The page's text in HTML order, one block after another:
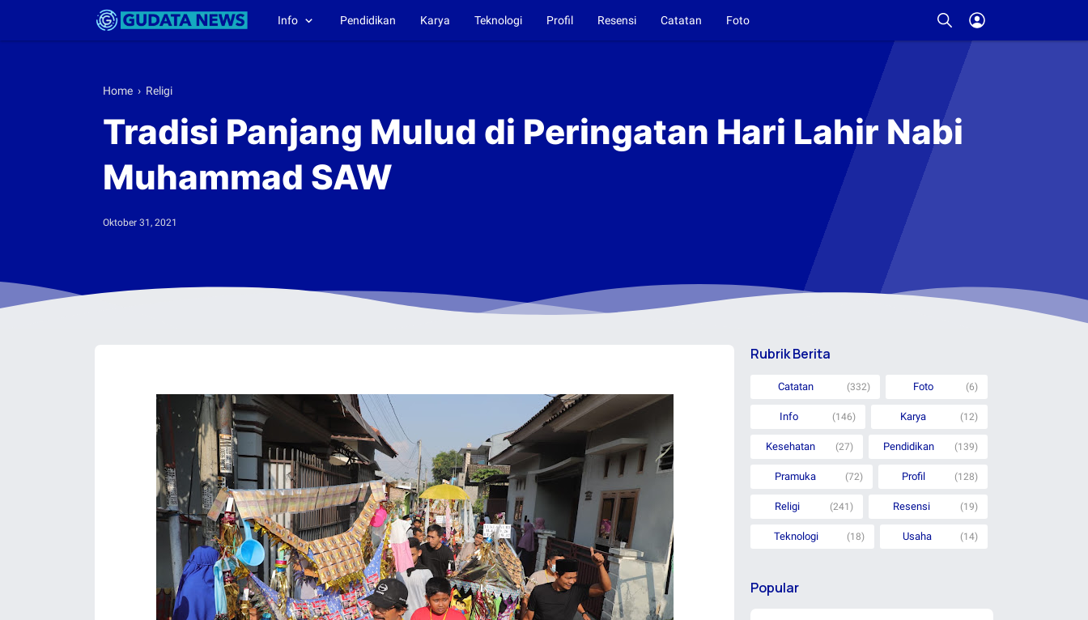
Info Pendidikan Karya Teknologi Profil Resensi Catatan Foto
Home › Religi
Tradisi Panjang Mulud di Peringatan Hari Lahir Nabi
Muhammad SAW
Oktober 31, 2021
Rubrik Berita
Catatan (332) Foto (6)
Info (146) Karya (12)
Kesehatan (27) Pendidikan (139)
Pramuka (72) Profil (128)
Religi (241) Resensi (19)
Teknologi (18) Usaha (14)
Popular